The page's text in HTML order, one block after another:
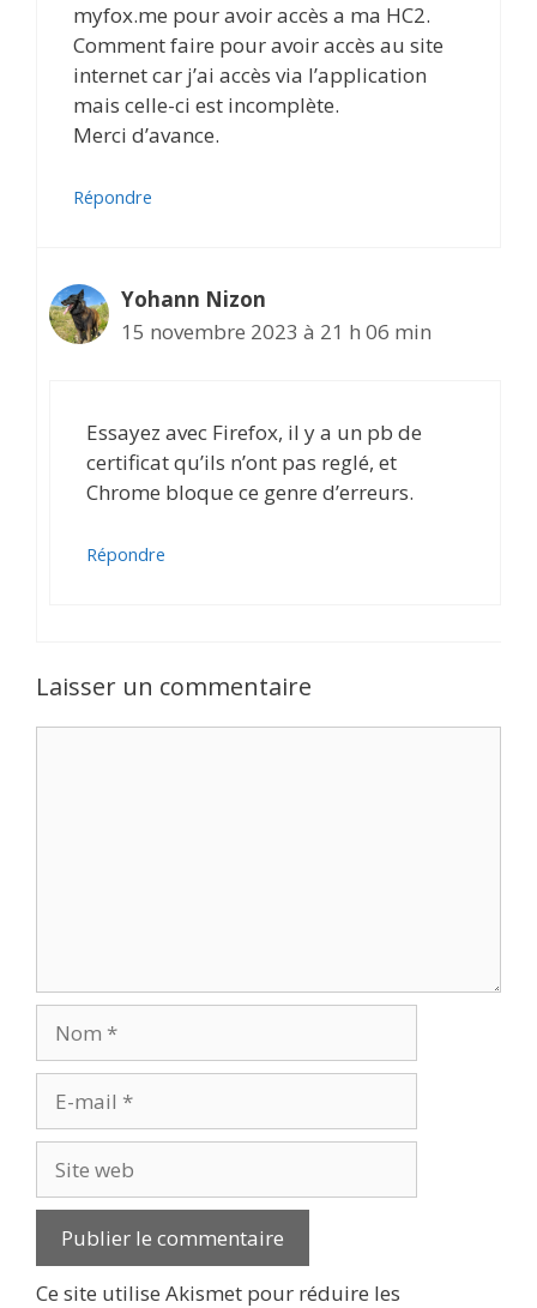
myfox.me pour avoir accès a ma HC2.
Comment faire pour avoir accès au site
internet car j’ai accès via l’application
mais celle-ci est incomplète.
Merci d’avance.
Répondre
Yohann Nizon
15 novembre 2023 à 21 h 06 min
Essayez avec Firefox, il y a un pb de
certificat qu’ils n’ont pas reglé, et
Chrome bloque ce genre d’erreurs.
Répondre
Laisser un commentaire
mail
web
Ce site utilise Akismet pour réduire les